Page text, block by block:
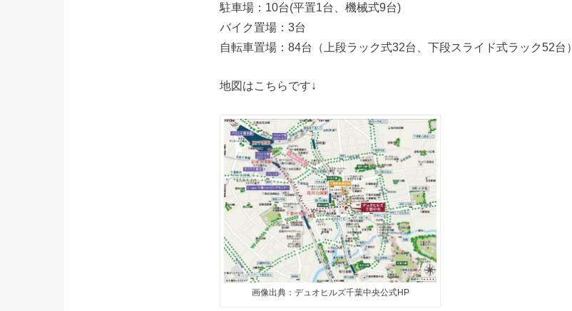
駐車場：10台(平置1台、機械式9台)
バイク置場：3台
自転車置場：84台（上段ラック式32台、下段スライド式ラック52台）
地図はこちらです↓
画像出典：デュオヒルズ千葉中央公式HP